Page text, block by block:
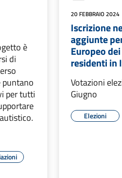
è
di
per tutti
20 FEBBRAIO 2024
Iscrizione
aggiunte
Europeo
residenti in
Votazioni
Giugno
Elezioni